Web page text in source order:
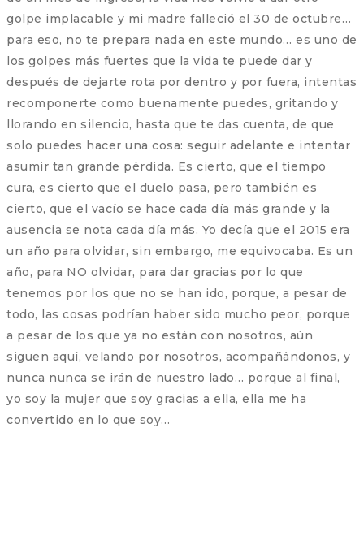
golpe implacable y mi madre falleció el 30 de octubre…
para eso, no te prepara nada en este mundo… es uno de
los golpes más fuertes que la vida te puede dar y
después de dejarte rota por dentro y por fuera, intentas
recomponerte como buenamente puedes, gritando y
llorando en silencio, hasta que te das cuenta, de que
solo puedes hacer una cosa: seguir adelante e intentar
asumir tan grande pérdida. Es cierto, que el tiempo
cura, es cierto que el duelo pasa, pero también es
cierto, que el vacío se hace cada día más grande y la
ausencia se nota cada día más. Yo decía que el 2015 era
un año para olvidar, sin embargo, me equivocaba. Es un
año, para NO olvidar, para dar gracias por lo que
tenemos por los que no se han ido, porque, a pesar de
todo, las cosas podrían haber sido mucho peor, porque
a pesar de los que ya no están con nosotros, aún
siguen aquí, velando por nosotros, acompañándonos, y
nunca nunca se irán de nuestro lado… porque al final,
yo soy la mujer que soy gracias a ella, ella me ha
convertido en lo que soy…